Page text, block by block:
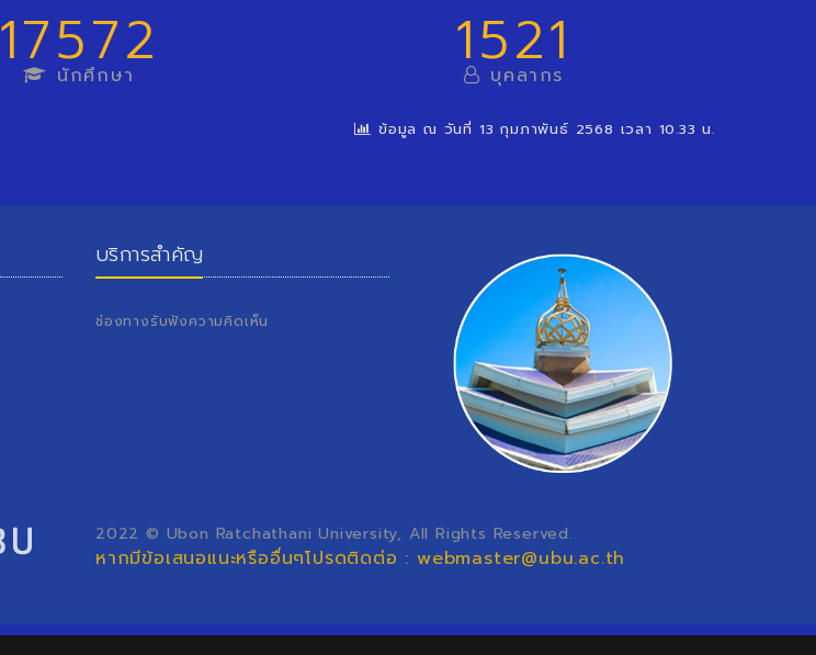
17572
นักศึกษา 1521
บุคลากร
ข้อมูล ณ วันที่ 13 กุมภาพันธ์ 2568 เวลา 10.33 น.
บริการสำคัญ
ช่องทางรับฟังความคิดเห็น
2022 © Ubon Ratchathani University, All Rights Reserved.
หากมีข้อเสนอแนะหรืออื่นๆโปรดติดต่อ : webmaster@ubu.ac.th